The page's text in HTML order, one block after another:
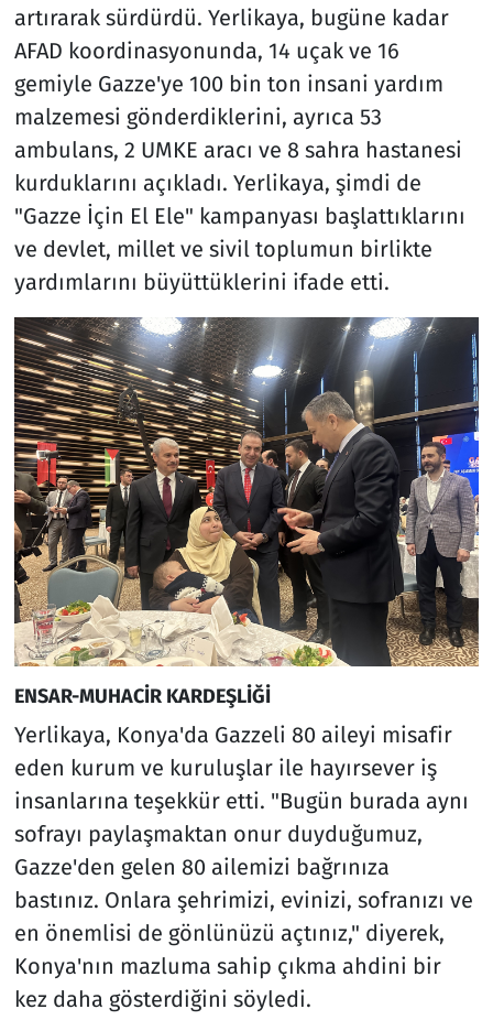
artırarak sürdürdü. Yerlikaya, bugüne kadar
AFAD koordinasyonunda, 14 uçak ve 16
gemiyle Gazze'ye 100 bin ton insani yardım
malzemesi gönderdiklerini, ayrıca 53
ambulans, 2 UMKE aracı ve 8 sahra hastanesi
kurduklarını açıkladı. Yerlikaya, şimdi de
"Gazze İçin El Ele" kampanyası başlattıklarını
ve devlet, millet ve sivil toplumun birlikte
yardımlarını büyüttüklerini ifade etti.
ENSAR-MUHACİR KARDEŞLİĞİ
Yerlikaya, Konya'da Gazzeli 80 aileyi misafir
eden kurum ve kuruluşlar ile hayırsever iş
insanlarına teşekkür etti. "Bugün burada aynı
sofrayı paylaşmaktan onur duyduğumuz,
Gazze'den gelen 80 ailemizi bağrınıza
bastınız. Onlara şehrimizi, evinizi, sofranızı ve
en önemlisi de gönlünüzü açtınız," diyerek,
Konya'nın mazluma sahip çıkma ahdini bir
kez daha gösterdiğini söyledi.